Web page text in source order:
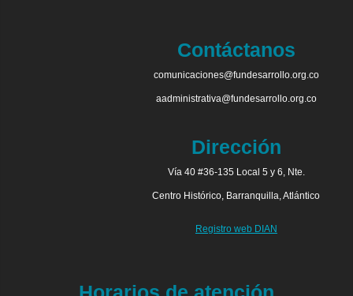
Contáctanos
comunicaciones@fundesarrollo.org.co
aadministrativa@fundesarrollo.org.co
Dirección
Vía 40 #36-135 Local 5 y 6, Nte.
Centro Histórico, Barranquilla, Atlántico
Registro web DIAN